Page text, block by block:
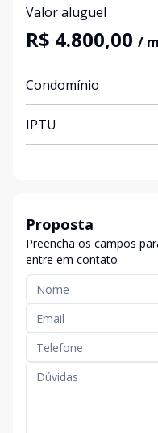
Valor aluguel
R$ 4.800,00 /
Condomínio
IPTU
Proposta
Preencha os campos
entre em contato